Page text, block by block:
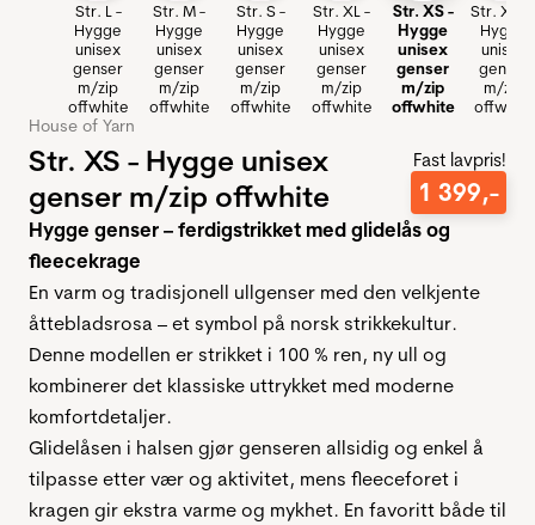
Str. L -
Hygge
unisex
genser
m/zip
offwhite
Str. M -
Hygge
unisex
genser
m/zip
offwhite
Str. S -
Hygge
unisex
genser
m/zip
offwhite
Str. XL -
Hygge
unisex
genser
m/zip
offwhite
Str. XS -
Hygge
unisex
genser
m/zip
offwhite
Str. XXL
Hygge
unisex
genser
m/zip
offwhite
House of Yarn
Str. XS - Hygge unisex
genser m/zip offwhite
Fast lavpris!
1 399,-
Hygge genser – ferdigstrikket med glidelås og
fleecekrage
En varm og tradisjonell ullgenser med den velkjente
åttebladsrosa – et symbol på norsk strikkekultur.
Denne modellen er strikket i 100 % ren, ny ull og
kombinerer det klassiske uttrykket med moderne
komfortdetaljer.
Glidelåsen i halsen gjør genseren allsidig og enkel å
tilpasse etter vær og aktivitet, mens fleeceforet i
kragen gir ekstra varme og mykhet. En favoritt både til